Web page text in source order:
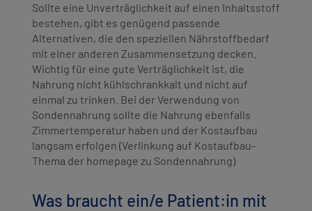
Sollte eine Unverträglichkeit auf einen Inhaltsstoff
bestehen, gibt es genügend passende
Alternativen, die den speziellen Nährstoffbedarf
mit einer anderen Zusammensetzung decken.
Wichtig für eine gute Verträglichkeit ist, die
Nahrung nicht kühlschrankkalt und nicht auf
einmal zu trinken. Bei der Verwendung von
Sondennahrung sollte die Nahrung ebenfalls
Zimmertemperatur haben und der Kostaufbau
langsam erfolgen (Verlinkung auf Kostaufbau-
Thema der homepage zu Sondennahrung)
Was braucht ein/e Patient:in mit